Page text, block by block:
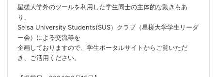
星槎大学外のツールを利用した学生同士の主体的な動きもあ
り、
Seisa University Students(SUS）クラブ（星槎大学学生リーダ
ー会）による交流等を
企画しておりますので、学生ポータルサイトからご覧いただ
き、ご活用ください。